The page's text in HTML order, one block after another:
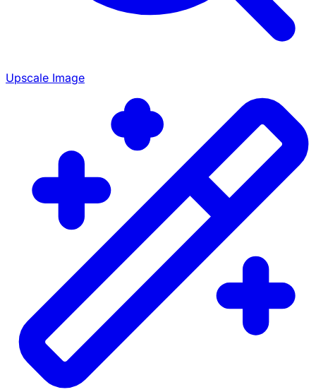
Upscale Image